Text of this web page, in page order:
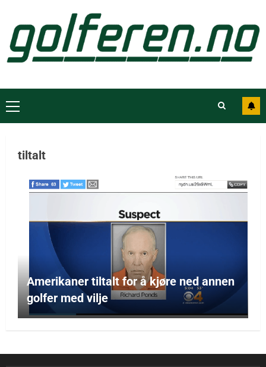
tiltalt
Amerikaner tiltalt for å kjøre ned annen
golfer med vilje